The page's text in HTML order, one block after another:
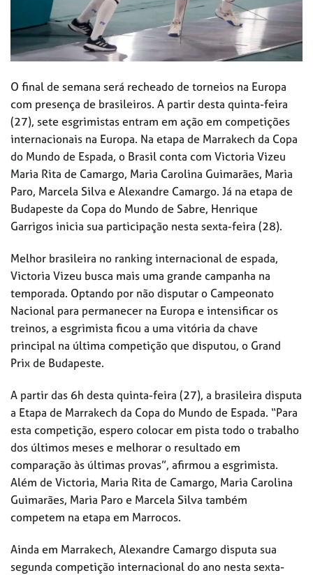
O final de semana será recheado de torneios na Europa
com presença de brasileiros. A partir desta quinta-feira
(27), sete esgrimistas entram em ação em competições
internacionais na Europa. Na etapa de Marrakech da Copa
do Mundo de Espada, o Brasil conta com Victoria Vizeu
Maria Rita de Camargo, Maria Carolina Guimarães, Maria
Paro, Marcela Silva e Alexandre Camargo. Já na etapa de
Budapeste da Copa do Mundo de Sabre, Henrique
Garrigos inicia sua participação nesta sexta-feira (28).
Melhor brasileira no ranking internacional de espada,
Victoria Vizeu busca mais uma grande campanha na
temporada. Optando por não disputar o Campeonato
Nacional para permanecer na Europa e intensificar os
treinos, a esgrimista ficou a uma vitória da chave
principal na última competição que disputou, o Grand
Prix de Budapeste.
A partir das 6h desta quinta-feira (27), a brasileira disputa
a Etapa de Marrakech da Copa do Mundo de Espada. “Para
esta competição, espero colocar em pista todo o trabalho
dos últimos meses e melhorar o resultado em
comparação às últimas provas”, afirmou a esgrimista.
Além de Victoria, Maria Rita de Camargo, Maria Carolina
Guimarães, Maria Paro e Marcela Silva também
competem na etapa em Marrocos.
Ainda em Marrakech, Alexandre Camargo disputa sua
segunda competição internacional do ano nesta sexta-